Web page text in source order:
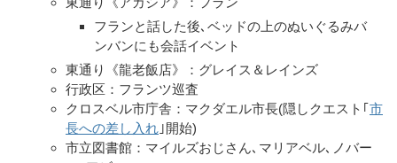
フランと話した後､ベッドの上のぬいぐるみバ
ンバンにも会話イベント
東通り《龍老飯店》：グレイス＆レインズ
行政区：フランツ巡査
クロスベル市庁舎：マクダエル市長(隠しクエスト｢市
長への差し入れ ｣開始)
市立図書館：マイルズおじさん､マリアベル､ノバー